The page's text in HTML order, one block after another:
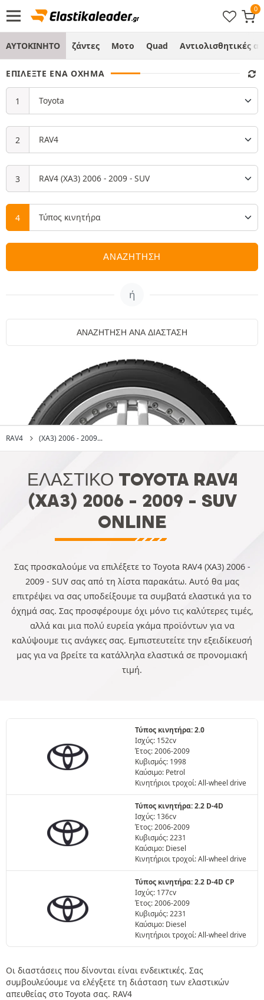
ΑΥΤΟΚΙΝΗΤΟ ζάντες Μοτο Quad Αντιολισθητικές
ΕΠΙΛΈΞΤΕ ΈΝΑ ΌΧΗΜΑ
ΑΝΑΖΗΤΗΣΗ
ή
ΑΝΑΖΉΤΗΣΗ ΑΝΆ ΔΙΆΣΤΑΣΗ
RAV4 (XA3) 2006 - 2009...
ΕΛΑΣΤΙΚΌ TOYOTA RAV4
(XA3) 2006 - 2009 - SUV
ONLINE
Σας προσκαλούμε να επιλέξετε το Toyota RAV4 (XA3) 2006 -
2009 - SUV σας από τη λίστα παρακάτω. Αυτό θα μας
επιτρέψει να σας υποδείξουμε τα συμβατά ελαστικά για το
όχημά σας. Σας προσφέρουμε όχι μόνο τις καλύτερες τιμές,
αλλά και μια πολύ ευρεία γκάμα προϊόντων για να
καλύψουμε τις ανάγκες σας. Εμπιστευτείτε την εξειδίκευσή
μας για να βρείτε τα κατάλληλα ελαστικά σε προνομιακή
τιμή.
Τύπος κινητήρα: 2.0
Ισχύς: 152cv
Έτος: 2006-2009
Κυβισμός: 1998
Καύσιμο: Petrol
Κινητήριοι τροχοί: All-wheel drive
Τύπος κινητήρα: 2.2 D-4D
Ισχύς: 136cv
Έτος: 2006-2009
Κυβισμός: 2231
Καύσιμο: Diesel
Κινητήριοι τροχοί: All-wheel drive
Τύπος κινητήρα: 2.2 D-4D CP
Ισχύς: 177cv
Έτος: 2006-2009
Κυβισμός: 2231
Καύσιμο: Diesel
Κινητήριοι τροχοί: All-wheel drive
Οι διαστάσεις που δίνονται είναι ενδεικτικές. Σας
συμβουλεύουμε να ελέγξετε τη διάσταση των ελαστικών
απευθείας στο Toyota σας. RAV4